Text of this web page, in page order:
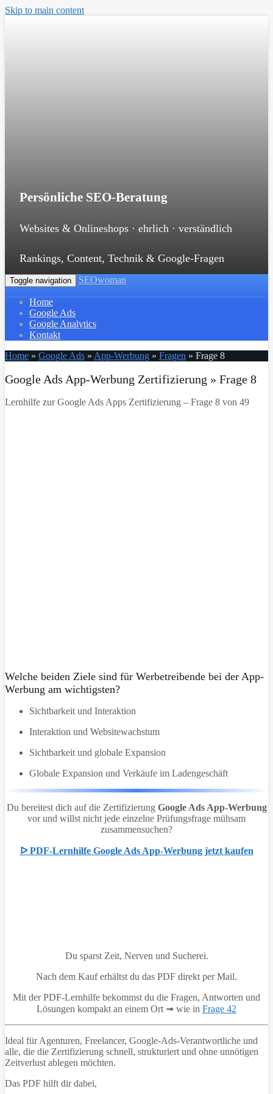
Skip to main content
Persönliche SEO-Beratung
Websites & Onlineshops · ehrlich · verständlich
Rankings, Content, Technik & Google-Fragen
Toggle navigation SEOwoman
Home
Google Ads
Google Analytics
Kontakt
Home » Google Ads » App-Werbung » Fragen » Frage 8
Google Ads App-Werbung Zertifizierung » Frage 8
Lernhilfe zur Google Ads Apps Zertifizierung – Frage 8 von 49
Welche beiden Ziele sind für Werbetreibende bei der App-
Werbung am wichtigsten?
Sichtbarkeit und Interaktion
Interaktion und Websitewachstum
Sichtbarkeit und globale Expansion
Globale Expansion und Verkäufe im Ladengeschäft
Du bereitest dich auf die Zertifizierung Google Ads App-Werbung
vor und willst nicht jede einzelne Prüfungsfrage mühsam
zusammensuchen?
ᐅ PDF-Lernhilfe Google Ads App-Werbung jetzt kaufen
Du sparst Zeit, Nerven und Sucherei.
Nach dem Kauf erhältst du das PDF direkt per Mail.
Mit der PDF-Lernhilfe bekommst du die Fragen, Antworten und
Lösungen kompakt an einem Ort ➟ wie in Frage 42
Ideal für Agenturen, Freelancer, Google-Ads-Verantwortliche und
alle, die die Zertifizierung schnell, strukturiert und ohne unnötigen
Zeitverlust ablegen möchten.
Das PDF hilft dir dabei,